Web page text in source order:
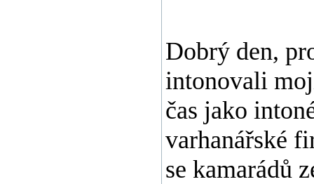
Dobrý den,
intonovali
čas jako
varhanářské
se kamarádů